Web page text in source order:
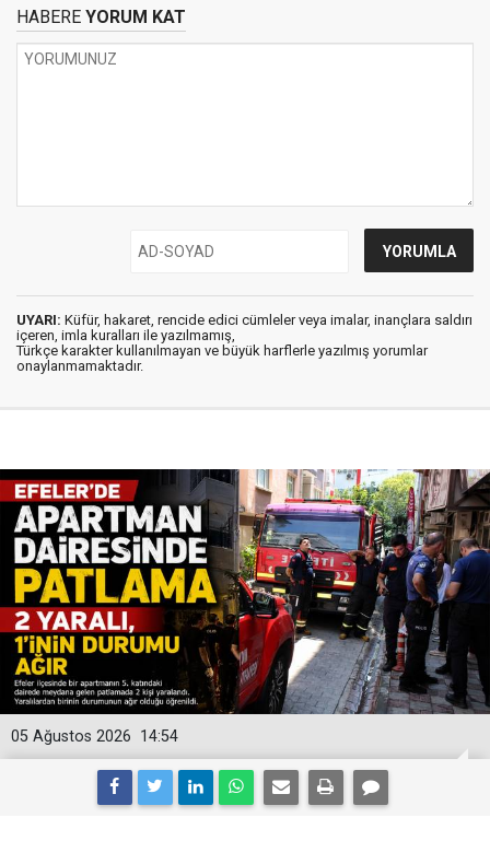
HABERE YORUM KAT
UYARI: Küfür, hakaret, rencide edici cümleler veya imalar, inançlara saldırı
içeren, imla kuralları ile yazılmamış,
Türkçe karakter kullanılmayan ve büyük harflerle yazılmış yorumlar
onaylanmamaktadır.
14:54
05 Ağustos 2026